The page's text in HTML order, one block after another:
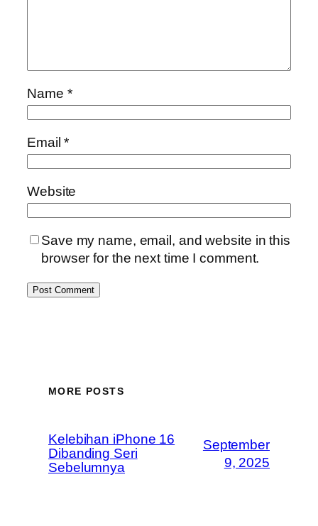
Name *
Email*
Website
Save my name, email, and website in this
browser for the next time I comment.
MORE POSTS
Kelebihan iPhone 16
Dibanding Seri
Sebelumnya
September
9, 2025